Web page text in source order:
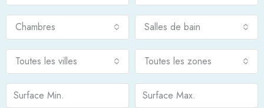
Chambres Salles de bain
Toutes les villes Toutes les zones